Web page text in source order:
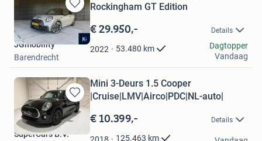
Bewaren
in
Mijn
Favorieten
Rockingham GT Edition
€ 29.950,- Details
2022 53.480 km
JGmobility
Barendrecht
Dagtopper
Vandaag
Bewaren
in
Mijn
Favorieten
Mini 3-Deurs 1.5 Cooper
|Cruise|LMV|Airco|PDC|NL-auto|
€ 10.399,- Details
2018 125.463 km
SuperCars B.V.